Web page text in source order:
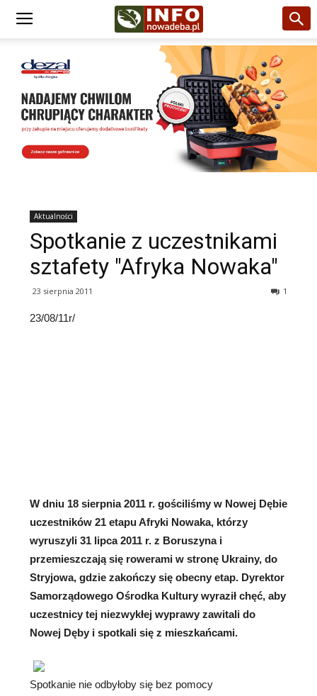
Aktualności
Spotkanie z uczestnikami
sztafety "Afryka Nowaka"
23 sierpnia 2011 1
23/08/11r/
W dniu 18 sierpnia 2011 r. gościliśmy w Nowej Dębie
uczestników 21 etapu Afryki Nowaka, którzy
wyruszyli 31 lipca 2011 r. z Boruszyna i
przemieszczają się rowerami w stronę Ukrainy, do
Stryjowa, gdzie zakończy się obecny etap. Dyrektor
Samorządowego Ośrodka Kultury wyraził chęć, aby
uczestnicy tej niezwykłej wyprawy zawitali do
Nowej Dęby i spotkali się z mieszkańcami.
Spotkanie nie odbyłoby się bez pomocy